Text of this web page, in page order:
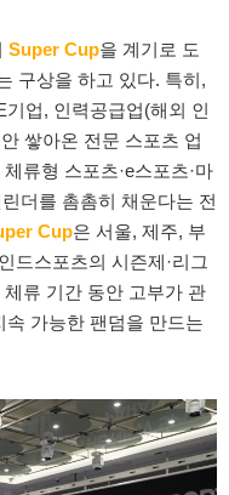
Super Cup을 계기로 도
구상을 하고 있다. 특히,
업, 인력공급업(해외 인
쌓아온 전문 스포츠 업
류형 스포츠·e스포츠·마
더를 촘촘히 채운다는 전
Cup은 서울, 제주, 부
드스포츠의 시즌제·리그
류 기간 동안 고부가 관
속 가능한 팬덤을 만드는